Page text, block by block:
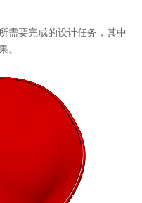
需要完成的设计任务，其中
。